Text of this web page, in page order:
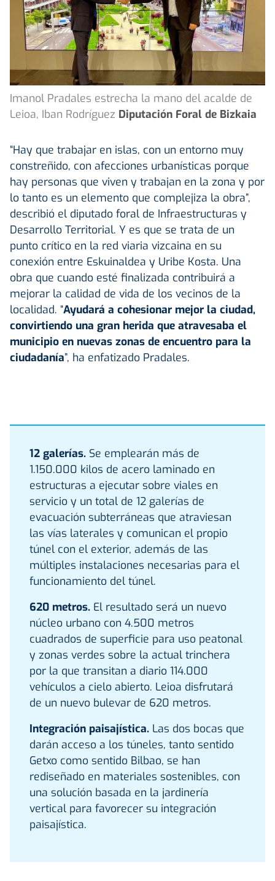
Imanol Pradales estrecha la mano del acalde de
Leioa, Iban Rodríguez Diputación Foral de Bizkaia
“Hay que trabajar en islas, con un entorno muy
constreñido, con afecciones urbanísticas porque
hay personas que viven y trabajan en la zona y por
lo tanto es un elemento que complejiza la obra”,
describió el diputado foral de Infraestructuras y
Desarrollo Territorial. Y es que se trata de un
punto crítico en la red viaria vizcaina en su
conexión entre Eskuinaldea y Uribe Kosta. Una
obra que cuando esté finalizada contribuirá a
mejorar la calidad de vida de los vecinos de la
localidad. “Ayudará a cohesionar mejor la ciudad,
convirtiendo una gran herida que atravesaba el
municipio en nuevas zonas de encuentro para la
ciudadanía”, ha enfatizado Pradales.
12 galerías. Se emplearán más de
1.150.000 kilos de acero laminado en
estructuras a ejecutar sobre viales en
servicio y un total de 12 galerías de
evacuación subterráneas que atraviesan
las vías laterales y comunican el propio
túnel con el exterior, además de las
múltiples instalaciones necesarias para el
funcionamiento del túnel.
620 metros. El resultado será un nuevo
núcleo urbano con 4.500 metros
cuadrados de superficie para uso peatonal
y zonas verdes sobre la actual trinchera
por la que transitan a diario 114.000
vehículos a cielo abierto. Leioa disfrutará
de un nuevo bulevar de 620 metros.
Integración paisajística. Las dos bocas que
darán acceso a los túneles, tanto sentido
Getxo como sentido Bilbao, se han
rediseñado en materiales sostenibles, con
una solución basada en la jardinería
vertical para favorecer su integración
paisajística.